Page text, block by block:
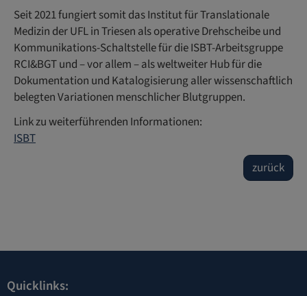
Seit 2021 fungiert somit das Institut für Translationale
Medizin der UFL in Triesen als operative Drehscheibe und
Kommunikations-Schaltstelle für die ISBT-Arbeitsgruppe
RCI&BGT und – vor allem – als weltweiter Hub für die
Dokumentation und Katalogisierung aller wissenschaftlich
belegten Variationen menschlicher Blutgruppen.
Link zu weiterführenden Informationen:
ISBT
zurück
Quicklinks: